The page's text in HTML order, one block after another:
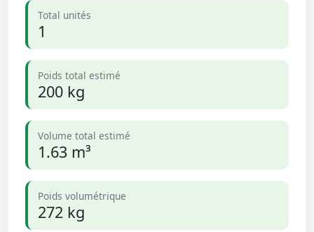
Total unités
1
Poids total estimé
200 kg
Volume total estimé
1.63 m³
Poids volumétrique
272 kg